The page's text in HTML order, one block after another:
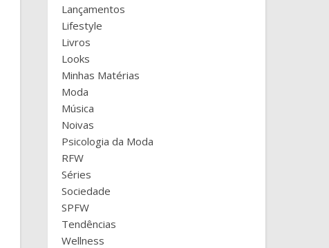
Lançamentos
Lifestyle
Livros
Looks
Minhas Matérias
Moda
Música
Noivas
Psicologia da Moda
RFW
Séries
Sociedade
SPFW
Tendências
Wellness